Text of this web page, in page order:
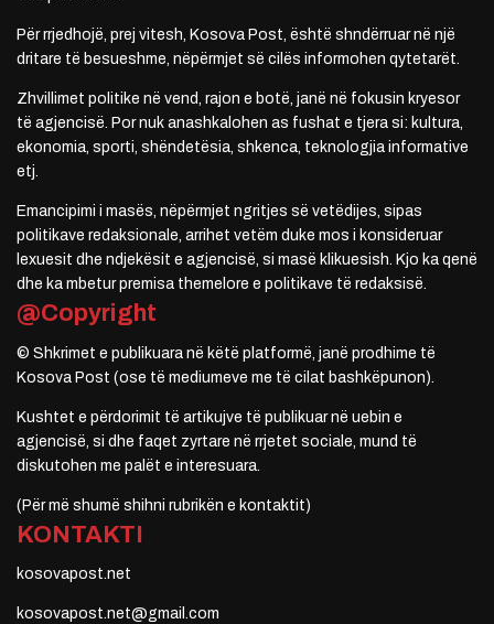
Për rrjedhojë, prej vitesh, Kosova Post, është shndërruar në një
dritare të besueshme, nëpërmjet së cilës informohen qytetarët.
Zhvillimet politike në vend, rajon e botë, janë në fokusin kryesor
të agjencisë. Por nuk anashkalohen as fushat e tjera si: kultura,
ekonomia, sporti, shëndetësia, shkenca, teknologjia informative
etj.
Emancipimi i masës, nëpërmjet ngritjes së vetëdijes, sipas
politikave redaksionale, arrihet vetëm duke mos i konsideruar
lexuesit dhe ndjekësit e agjencisë, si masë klikuesish. Kjo ka qenë
dhe ka mbetur premisa themelore e politikave të redaksisë.
@Copyright
© Shkrimet e publikuara në këtë platformë, janë prodhime të
Kosova Post (ose të mediumeve me të cilat bashkëpunon).
Kushtet e përdorimit të artikujve të publikuar në uebin e
agjencisë, si dhe faqet zyrtare në rrjetet sociale, mund të
diskutohen me palët e interesuara.
(Për më shumë shihni rubrikën e kontaktit)
KONTAKTI
kosovapost.net
kosovapost.net@gmail.com